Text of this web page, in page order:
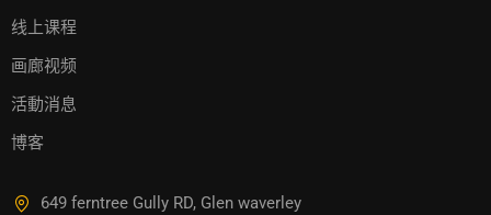
线上课程
画廊视频
活動消息
博客
649 ferntree Gully RD, Glen waverley